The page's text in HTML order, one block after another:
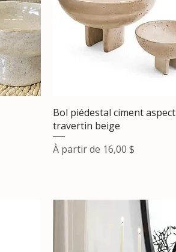
Bol piédestal ciment aspect
travertin beige
À partir de 16,00 $
Prix promotionnel